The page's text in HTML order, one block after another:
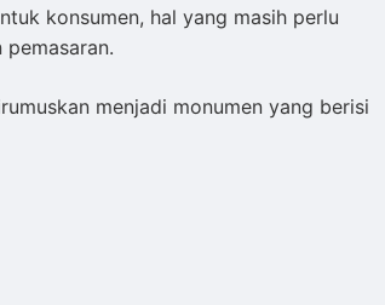
konsumen, hal yang masih perlu
menjadi monumen yang berisi